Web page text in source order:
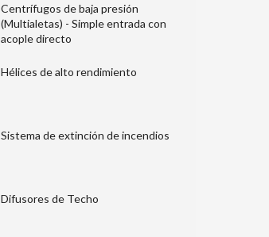
Centrífugos de baja presión
(Multialetas) - Simple entrada con
acople directo
Hélices de alto rendimiento
Sistema de extinción de incendios
Difusores de Techo